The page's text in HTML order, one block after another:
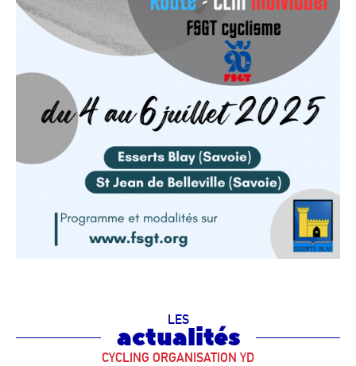
LES
actualités
CYCLING ORGANISATION YD